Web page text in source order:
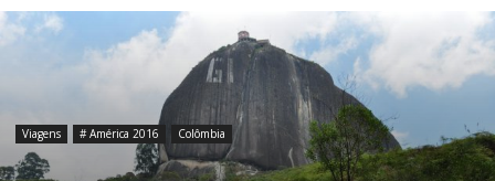
Viagens # América 2016 Colômbia